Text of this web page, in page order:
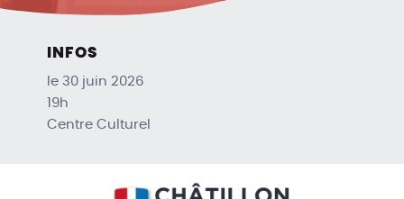
INFOS
le 30 juin 2026
19h
Centre Culturel